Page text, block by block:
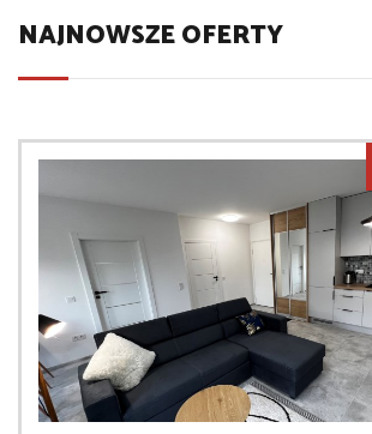
NAJNOWSZE OFERTY